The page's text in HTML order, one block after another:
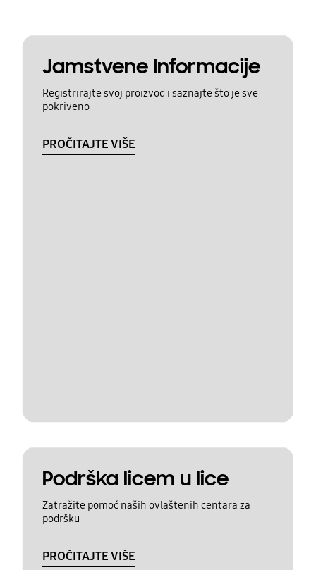
Jamstvene Informacije
Registrirajte svoj proizvod i saznajte što je sve
pokriveno
PROČITAJTE VIŠE
Podrška licem u lice
Zatražite pomoć naših ovlaštenih centara za
podršku
PROČITAJTE VIŠE